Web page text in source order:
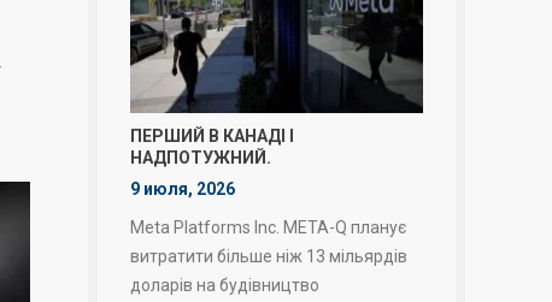
ПЕРШИЙ В КАНАДІ І
НАДПОТУЖНИЙ.
9 июля, 2026
Meta Platforms Inc. META-Q планує
витратити більше ніж 13 мільярдів
доларів на будівництво